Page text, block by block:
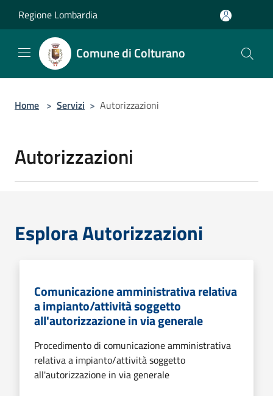
Regione Lombardia
Comune di Colturano
Home > Servizi > Autorizzazioni
Autorizzazioni
Esplora Autorizzazioni
Comunicazione amministrativa relativa
a impianto/attività soggetto
all'autorizzazione in via generale
Procedimento di comunicazione amministrativa
relativa a impianto/attività soggetto
all'autorizzazione in via generale